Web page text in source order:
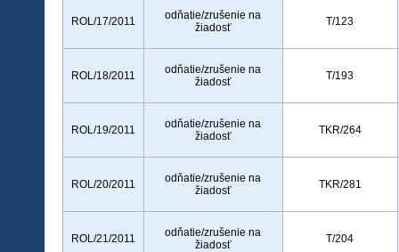
ROL/17/2011
odňatie/zrušenie na
žiadosť
T/123
ROL/18/2011
odňatie/zrušenie na
žiadosť
T/193
ROL/19/2011
odňatie/zrušenie na
žiadosť
TKR/264
ROL/20/2011
odňatie/zrušenie na
žiadosť
TKR/281
ROL/21/2011
odňatie/zrušenie na
žiadosť
T/204